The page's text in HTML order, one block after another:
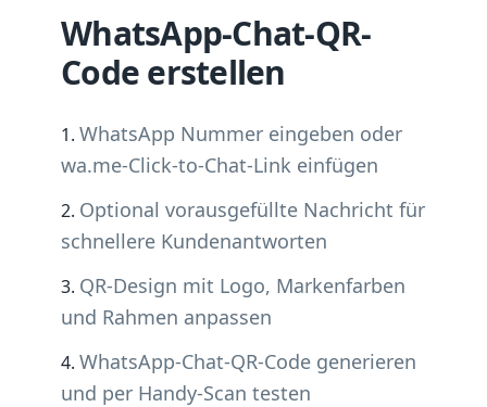
WhatsApp-Chat-QR-
Code erstellen
WhatsApp Nummer eingeben oder
wa.me-Click-to-Chat-Link einfügen
Optional vorausgefüllte Nachricht für
schnellere Kundenantworten
QR-Design mit Logo, Markenfarben
und Rahmen anpassen
WhatsApp-Chat-QR-Code generieren
und per Handy-Scan testen